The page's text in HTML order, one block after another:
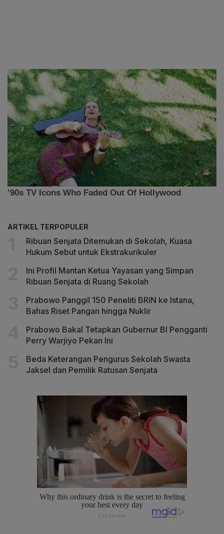
ARTIKEL TERPOPULER
Ribuan Senjata Ditemukan di Sekolah, Kuasa
Hukum Sebut untuk Ekstrakurikuler
Ini Profil Mantan Ketua Yayasan yang Simpan
Ribuan Senjata di Ruang Sekolah
Prabowo Panggil 150 Peneliti BRIN ke Istana,
Bahas Riset Pangan hingga Nuklir
Prabowo Bakal Tetapkan Gubernur BI Pengganti
Perry Warjiyo Pekan Ini
Beda Keterangan Pengurus Sekolah Swasta
Jaksel dan Pemilik Ratusan Senjata